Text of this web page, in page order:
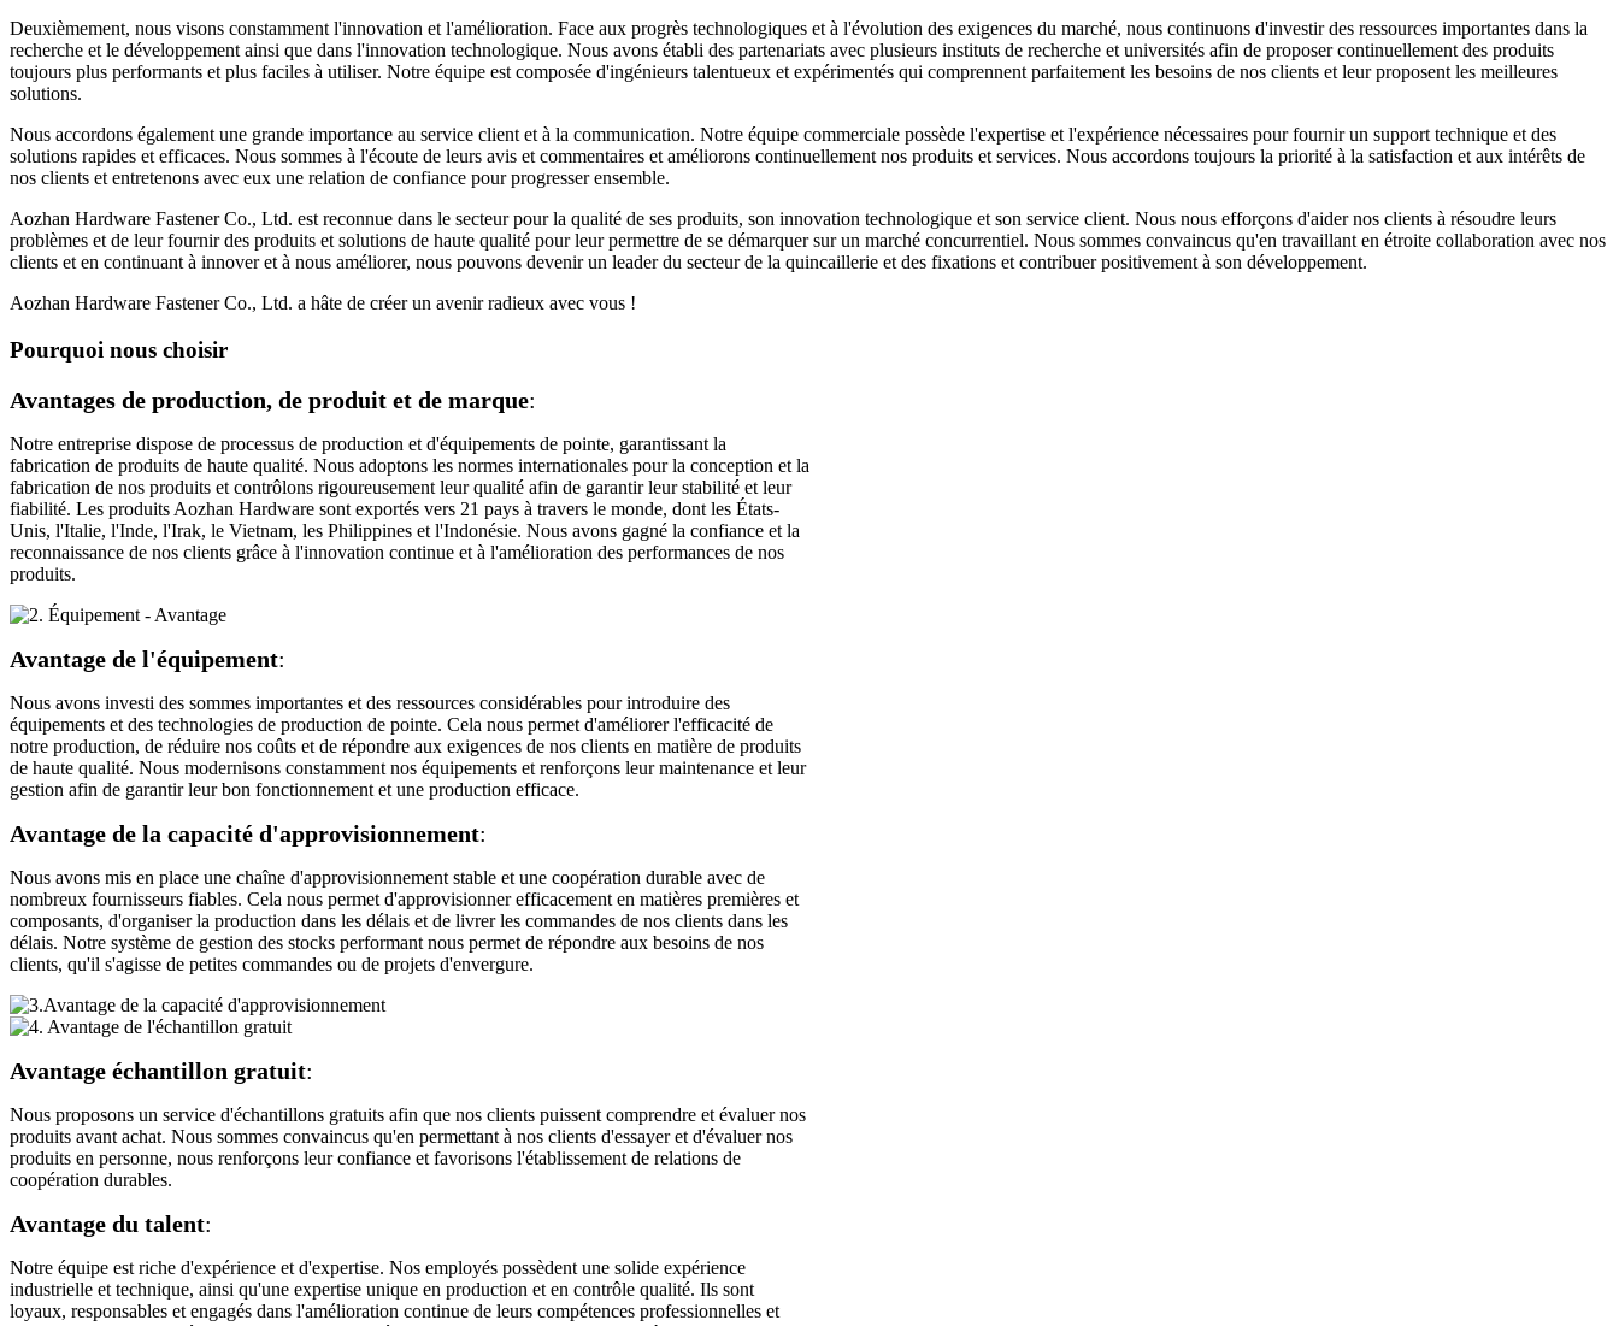
Deuxièmement, nous visons constamment l'innovation et l'amélioration. Face aux progrès technologiques et à l'évolution des exigences du marché, nous continuons d'investir des ressources importantes dans la
recherche et le développement ainsi que dans l'innovation technologique. Nous avons établi des partenariats avec plusieurs instituts de recherche et universités afin de proposer continuellement des produits
toujours plus performants et plus faciles à utiliser. Notre équipe est composée d'ingénieurs talentueux et expérimentés qui comprennent parfaitement les besoins de nos clients et leur proposent les meilleures
solutions.
Nous accordons également une grande importance au service client et à la communication. Notre équipe commerciale possède l'expertise et l'expérience nécessaires pour fournir un support technique et des
solutions rapides et efficaces. Nous sommes à l'écoute de leurs avis et commentaires et améliorons continuellement nos produits et services. Nous accordons toujours la priorité à la satisfaction et aux intérêts de
nos clients et entretenons avec eux une relation de confiance pour progresser ensemble.
Aozhan Hardware Fastener Co., Ltd. est reconnue dans le secteur pour la qualité de ses produits, son innovation technologique et son service client. Nous nous efforçons d'aider nos clients à résoudre leurs
problèmes et de leur fournir des produits et solutions de haute qualité pour leur permettre de se démarquer sur un marché concurrentiel. Nous sommes convaincus qu'en travaillant en étroite collaboration avec nos
clients et en continuant à innover et à nous améliorer, nous pouvons devenir un leader du secteur de la quincaillerie et des fixations et contribuer positivement à son développement.
Aozhan Hardware Fastener Co., Ltd. a hâte de créer un avenir radieux avec vous !
Pourquoi nous choisir
Avantages de production, de produit et de marque:
Notre entreprise dispose de processus de production et d'équipements de pointe, garantissant la
fabrication de produits de haute qualité. Nous adoptons les normes internationales pour la conception et la
fabrication de nos produits et contrôlons rigoureusement leur qualité afin de garantir leur stabilité et leur
fiabilité. Les produits Aozhan Hardware sont exportés vers 21 pays à travers le monde, dont les États-
Unis, l'Italie, l'Inde, l'Irak, le Vietnam, les Philippines et l'Indonésie. Nous avons gagné la confiance et la
reconnaissance de nos clients grâce à l'innovation continue et à l'amélioration des performances de nos
produits.
Avantage de l'équipement:
Nous avons investi des sommes importantes et des ressources considérables pour introduire des
équipements et des technologies de production de pointe. Cela nous permet d'améliorer l'efficacité de
notre production, de réduire nos coûts et de répondre aux exigences de nos clients en matière de produits
de haute qualité. Nous modernisons constamment nos équipements et renforçons leur maintenance et leur
gestion afin de garantir leur bon fonctionnement et une production efficace.
Avantage de la capacité d'approvisionnement:
Nous avons mis en place une chaîne d'approvisionnement stable et une coopération durable avec de
nombreux fournisseurs fiables. Cela nous permet d'approvisionner efficacement en matières premières et
composants, d'organiser la production dans les délais et de livrer les commandes de nos clients dans les
délais. Notre système de gestion des stocks performant nous permet de répondre aux besoins de nos
clients, qu'il s'agisse de petites commandes ou de projets d'envergure.
Avantage échantillon gratuit:
Nous proposons un service d'échantillons gratuits afin que nos clients puissent comprendre et évaluer nos
produits avant achat. Nous sommes convaincus qu'en permettant à nos clients d'essayer et d'évaluer nos
produits en personne, nous renforçons leur confiance et favorisons l'établissement de relations de
coopération durables.
Avantage du talent:
Notre équipe est riche d'expérience et d'expertise. Nos employés possèdent une solide expérience
industrielle et technique, ainsi qu'une expertise unique en production et en contrôle qualité. Ils sont
loyaux, responsables et engagés dans l'amélioration continue de leurs compétences professionnelles et